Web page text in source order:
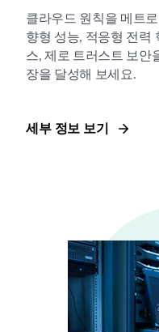
클라우드 원칙을 메트
향형 성능, 적응형 전력
스, 제로 트러스트 보안
장을 달성해 보세요.
세부 정보 보기